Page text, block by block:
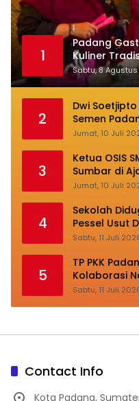
1
Padang
Kuliner
di HJK ke-
Sabtu, 8 Agustus
2
Dwi Soetjipto
Semen
Lakukan
Jumat, 10 Juli
3
Ketua OSIS
Sumbar di
SMP
Jumat, 10 Juli
4
Sekolah
Pessel Usut
Sabtu, 11 Juli
5
TP PKK
Kolaborasi
Keluarga
Sabtu, 11 Juli
Contact Info
Kota Padang,